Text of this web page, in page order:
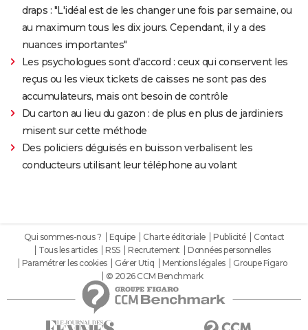
draps : "L'idéal est de les changer une fois par semaine, ou
au maximum tous les dix jours. Cependant, il y a des
nuances importantes"
Les psychologues sont d'accord : ceux qui conservent les
reçus ou les vieux tickets de caisses ne sont pas des
accumulateurs, mais ont besoin de contrôle
Du carton au lieu du gazon : de plus en plus de jardiniers
misent sur cette méthode
Des policiers déguisés en buisson verbalisent les
conducteurs utilisant leur téléphone au volant
Qui sommes-nous ? Equipe Charte éditoriale Publicité
Contact
Tous les articles
RSS Recrutement
Données personnelles
Paramétrer les cookies
Gérer Utiq Mentions légales
Groupe Figaro
© 2026 CCM Benchmark